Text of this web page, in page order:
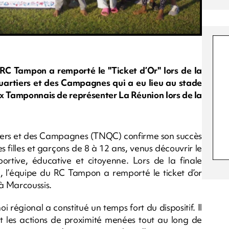
Tampon a remporté le "Ticket d’Or" lors de la
et des Campagnes qui a eu lieu au stade
de représenter La Réunion lors de la
et des Campagnes (TNQC) confirme son succès
filles et garçons de 8 à 12 ans, venus découvrir le
éducative et citoyenne. Lors de la finale
du RC Tampon a remporté le ticket d’or
Marcoussis.
régional a constitué un temps fort du dispositif. Il
les actions de proximité menées tout au long de